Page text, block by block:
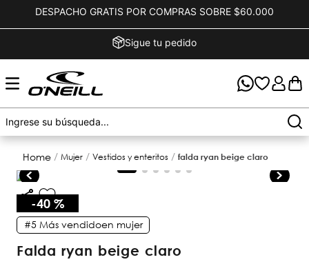
DESPACHO GRATIS POR COMPRAS SOBRE $60.000
Sigue tu pedido
mujer vestidos y enteritos falda ryan beige claro
-40 %
#5 Más vendidoen mujer
falda ryan beige claro